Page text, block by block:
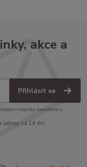
akce a
Přihlásit se
rozesílky newsletteru.
jednou za 14 dní.